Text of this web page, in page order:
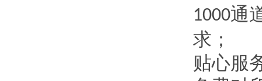
1000通
求；
贴心服